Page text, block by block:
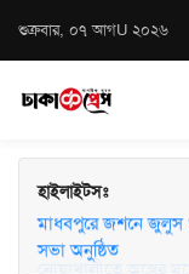
শুক্রবার, ০৭ আগU ২০২৬
হাইলাইটসঃ
মাধবপুরে জশনে জুলুস
সভা অনুষ্ঠিত